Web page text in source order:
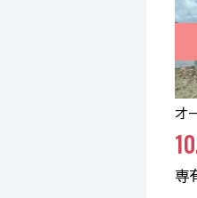
オ
専